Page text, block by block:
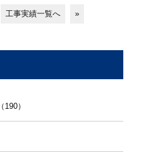
工事実績一覧へ »
）